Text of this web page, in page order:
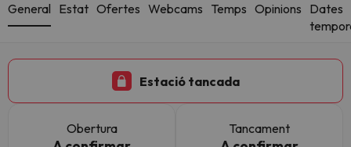
General Estat Ofertes Webcams Temps Opinions Dates
Estació tancada
Obertura Tancament